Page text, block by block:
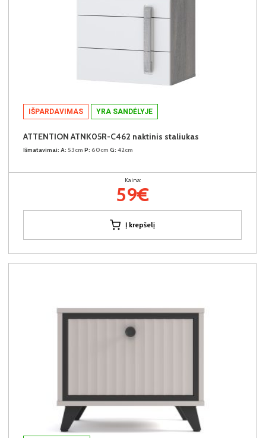
IŠPARDAVIMAS YRA SANDĖLYJE
ATTENTION ATNK05R-C462 naktinis staliukas
Išmatavimai: A: 53cm P: 60cm G: 42cm
Kaina:
59€
Į krepšelį